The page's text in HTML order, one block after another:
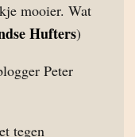
mooier. Wat
Hufters)
Peter
tegen